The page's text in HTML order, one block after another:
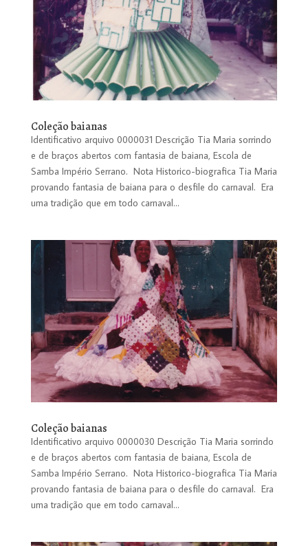
Coleção baianas
Identificativo arquivo 0000031 Descrição Tia Maria sorrindo
e de braços abertos com fantasia de baiana, Escola de
Samba Império Serrano. Nota Historico-biografica Tia Maria
provando fantasia de baiana para o desfile do carnaval. Era
uma tradição que em todo carnaval...
Coleção baianas
Identificativo arquivo 0000030 Descrição Tia Maria sorrindo
e de braços abertos com fantasia de baiana, Escola de
Samba Império Serrano. Nota Historico-biografica Tia Maria
provando fantasia de baiana para o desfile do carnaval. Era
uma tradição que em todo carnaval...